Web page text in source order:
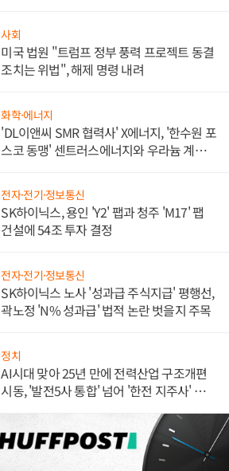
사회
미국 법원 "트럼프 정부 풍력 프로젝트 동결
조치는 위법", 해제 명령 내려
화학·에너지
'DL이앤씨 SMR 협력사' X에너지, '한수원 포
스코 동맹' 센트러스에너지와 우라늄 계약
전자·전기·정보통신
SK하이닉스, 용인 'Y2' 팹과 청주 'M17' 팹
건설에 54조 투자 결정
전자·전기·정보통신
SK하이닉스 노사 '성과급 주식지급' 평행선,
곽노정 'N% 성과급' 법적 논란 벗을지 주목
정치
AI시대 맞아 25년 만에 전력산업 구조개편
시동, '발전5사 통합' 넘어 '한전 지주사' 재편